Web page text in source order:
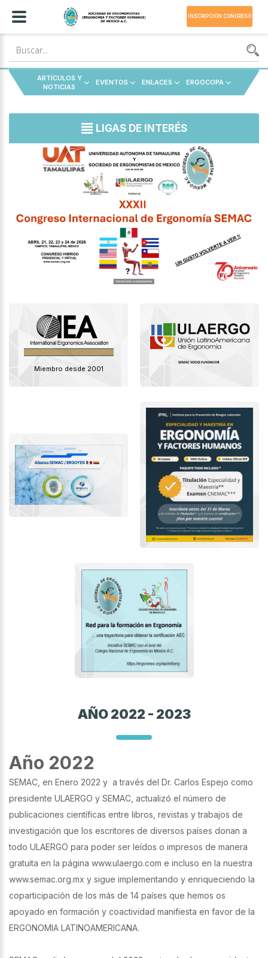
ARTÍCULOS Y
NOTICIAS
EVENTOS ENLACES ERGOCOPA
LIGAS DE INTERÉS
Miembro desde 2001
AÑO 2022 - 2023
Año 2022
SEMAC, en Enero 2022 y a través del Dr. Carlos Espejo como
presidente ULAERGO y SEMAC, actualizó el número de
publicaciones científicas entre libros, revistas y trabajos de
investigación que los escritores de diversos países donan a
todo ULAERGO para poder ser leídos o impresos de manera
gratuita en la página www.ulaergo.com e incluso en la nuestra
www.semac.org.mx y sigue implementando y enriqueciendo la
coparticipación de los más de 14 países que hemos os
apoyado en formación y coactividad manifiesta en favor de la
ERGONOMIA LATINOAMERICANA.
INSCRIPCIÓN CONGRESO